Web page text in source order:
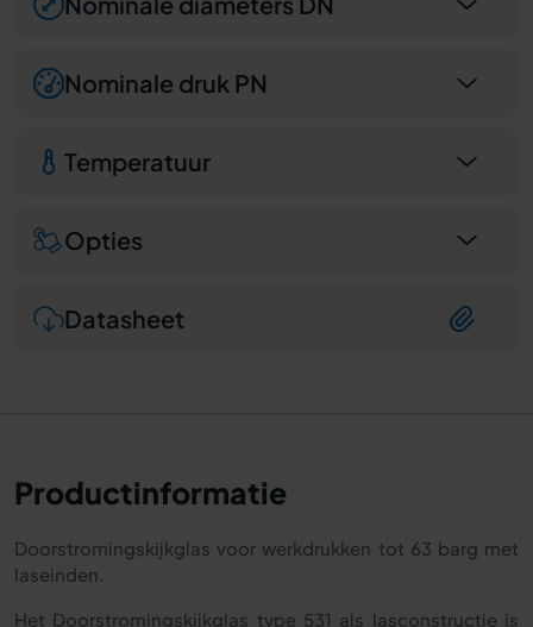
Nominale druk PN
Temperatuur
Opties
Datasheet
Productinformatie
Doorstromingskijkglas voor werkdrukken tot 63 barg met
laseinden.
Het Doorstromingskijkglas type 531 als lasconstructie is